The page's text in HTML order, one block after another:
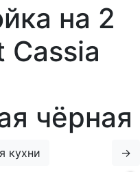
на 2
Cassia
чёрная
кухни →